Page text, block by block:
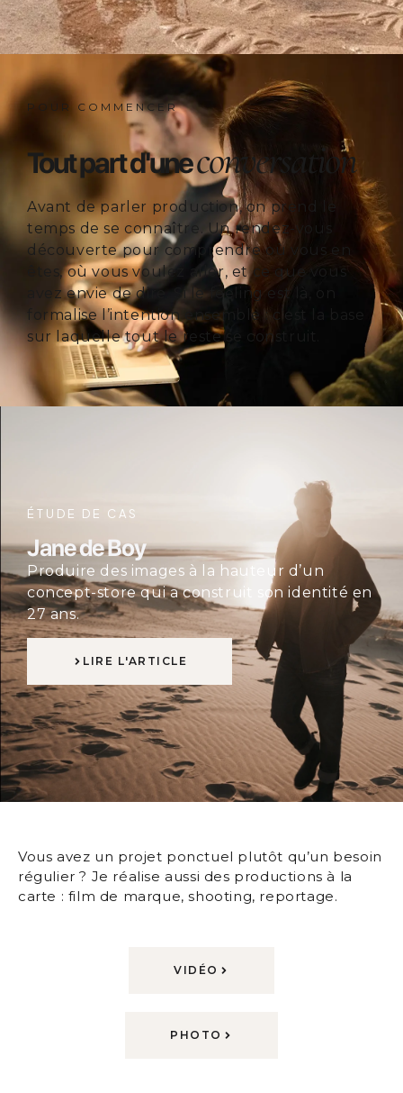
POUR COMMENCER
Tout part d'uneconversation
Avant de parler production, on prend le
temps de se connaître. Un rendez-vous
découverte pour comprendre où vous en
êtes, où vous voulez aller, et ce que vous
avez envie de dire. Si le feeling est là, on
formalise l’intention ensemble : c’est la base
sur laquelle tout le reste se construit.
ÉTUDE DE CAS
Jane de Boy
Produire des images à la hauteur d’un
concept-store qui a construit son identité en
27 ans.
LIRE L'ARTICLE
Vous avez un projet ponctuel plutôt qu’un besoin
régulier ? Je réalise aussi des productions à la
carte : film de marque, shooting, reportage.
VIDÉO
PHOTO